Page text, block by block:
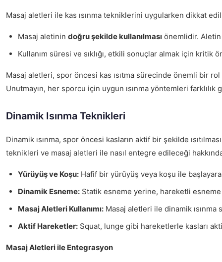
Masaj aletleri ile kas ısınma tekniklerini uygularken dikkat
Masaj aletinin doğru şekilde kullanılması önemlidir.
Kullanım süresi ve sıklığı, etkili sonuçlar almak için
Masaj aletleri, spor öncesi kas ısıtma sürecinde önemli bir
Unutmayın, her sporcu için uygun ısınma yöntemleri
Dinamik Isınma Teknikleri
Dinamik ısınma, spor öncesi kasların aktif bir şekilde
teknikleri ve masaj aletleri ile nasıl entegre edileceği
Yürüyüş ve Koşu: Hafif bir yürüyüş veya koşu ile başlayarak
Dinamik Esneme: Statik esneme yerine, hareketli
Masaj Aletleri Kullanımı: Masaj aletleri ile dinamik
Aktif Hareketler: Squat, lunge gibi hareketlerle kasları
Masaj Aletleri ile Entegrasyon